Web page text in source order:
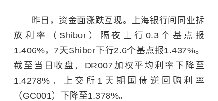
昨日，资金面涨跌互现。上海银行间同业拆
放利率（Shibor）隔夜上行0.3个基点报
1.406%，7天Shibor下行2.6个基点报1.437%。
截至当日收盘，DR007加权平均利率下降至
1.4278%，上交所1天期国债逆回购利率
（GC001）下降至1.378%。